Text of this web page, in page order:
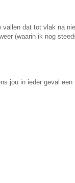
dat tot vlak na
(waarin ik nog
jou in ieder geval